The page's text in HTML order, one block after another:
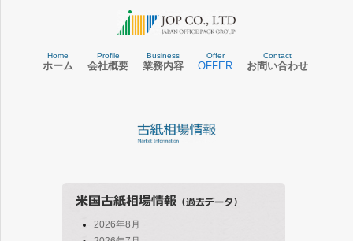
ホーム
Home
会社概要
Profile
業務内容
Business
OFFER
Offer
お問い合わせ
Contact
2026年8月